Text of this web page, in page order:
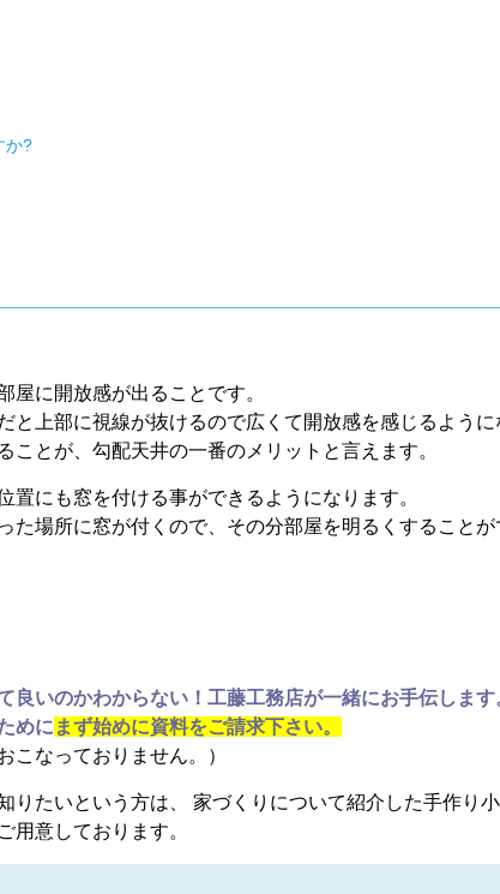
か?
屋に開放感が出ることです。
と上部に視線が抜けるので広くて開放感を感じるように
ことが、勾配天井の一番のメリットと言えます。
置にも窓を付ける事ができるようになります。
た場所に窓が付くので、その分部屋を明るくすることが
良いのかわからない！工藤工務店が一緒にお手伝します
めに まず始めに資料をご請求下さい。
こなっておりません。）
りたいという方は、 家づくりについて紹介した手作り
用意しております。